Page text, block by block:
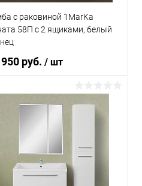
с раковиной 1MarKa
58П с 2 ящиками, белый
руб./ шт
В избранное